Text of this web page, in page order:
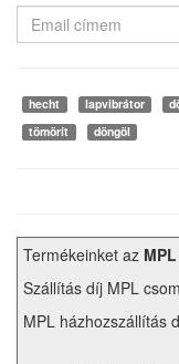
hecht lapvibrátor
tömörít
döngöl
Termékeinket az
Szállítás díj MPL
MPL házhozszállítás